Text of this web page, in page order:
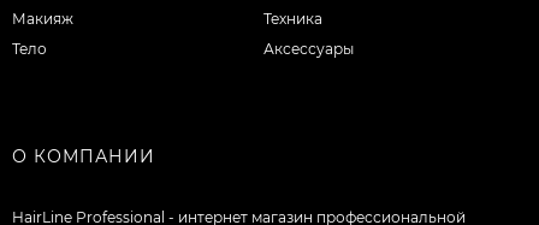
Макияж
Тело
Техника
Аксессуары
О КОМПАНИИ
HairLine Professional - интернет магазин профессиональной